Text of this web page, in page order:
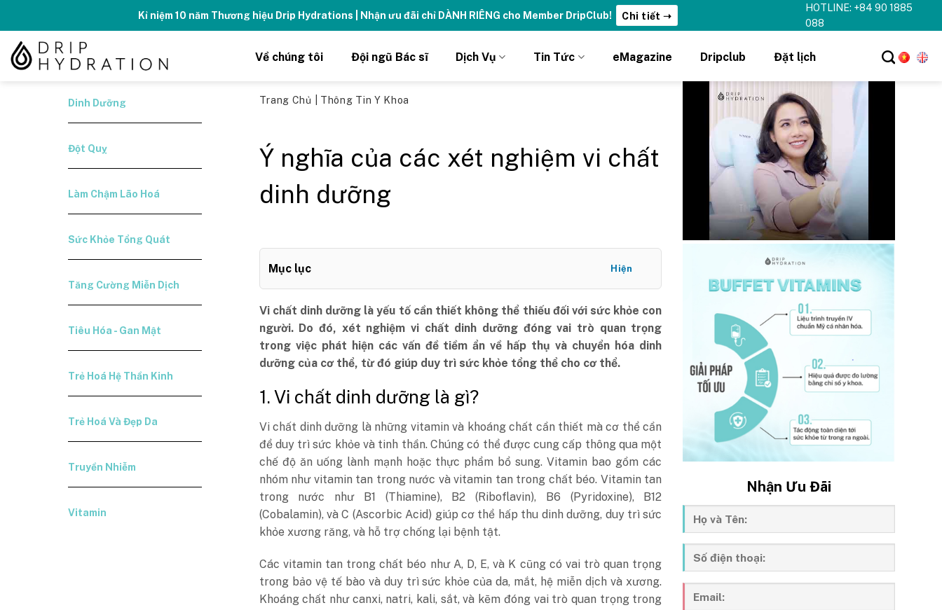
content
Kỉ niệm 10 năm Thương hiệu Drip Hydrations | Nhận ưu đãi chỉ DÀNH RIÊNG cho Member DripClub! Chi tiết ➝
HOTLINE: +84 90 1885
088
Về chúng tôi Đội ngũ Bác sĩ Dịch Vụ Tin Tức eMagazine Dripclub Đặt lịch
Dinh Dưỡng
Đột Quỵ
Làm Chậm Lão Hoá
Sức Khỏe Tổng Quát
Tăng Cường Miễn Dịch
Tiêu Hóa - Gan Mật
Trẻ Hoá Hệ Thần Kinh
Trẻ Hoá Và Đẹp Da
Truyền Nhiễm
Vitamin
Trang Chủ Thông Tin Y Khoa
Ý nghĩa của các xét nghiệm vi chất
dinh dưỡng
Mục lục Hiện
Vi chất dinh dưỡng là yếu tố cần thiết không thể thiếu đối với sức khỏe con
người. Do đó, xét nghiệm vi chất dinh dưỡng đóng vai trò quan trọng
trong việc phát hiện các vấn đề tiềm ẩn về hấp thụ và chuyển hóa dinh
dưỡng của cơ thể, từ đó giúp duy trì sức khỏe tổng thể cho cơ thể.
1. Vi chất dinh dưỡng là gì?
Vi chất dinh dưỡng là những vitamin và khoáng chất cần thiết mà cơ thể cần
để duy trì sức khỏe và tinh thần. Chúng có thể được cung cấp thông qua một
chế độ ăn uống lành mạnh hoặc thực phẩm bổ sung. Vitamin bao gồm các
nhóm như vitamin tan trong nước và vitamin tan trong chất béo. Vitamin tan
trong nước như B1 (Thiamine), B2 (Riboflavin), B6 (Pyridoxine), B12
(Cobalamin), và C (Ascorbic Acid) giúp cơ thể hấp thu dinh dưỡng, duy trì sức
khỏe xương răng, và hỗ trợ chống lại bệnh tật.
Các vitamin tan trong chất béo như A, D, E, và K cũng có vai trò quan trọng
trong bảo vệ tế bào và duy trì sức khỏe của da, mắt, hệ miễn dịch và xương.
Khoáng chất như canxi, natri, kali, sắt, và kẽm đóng vai trò quan trọng trong
Nhận Ưu Đãi